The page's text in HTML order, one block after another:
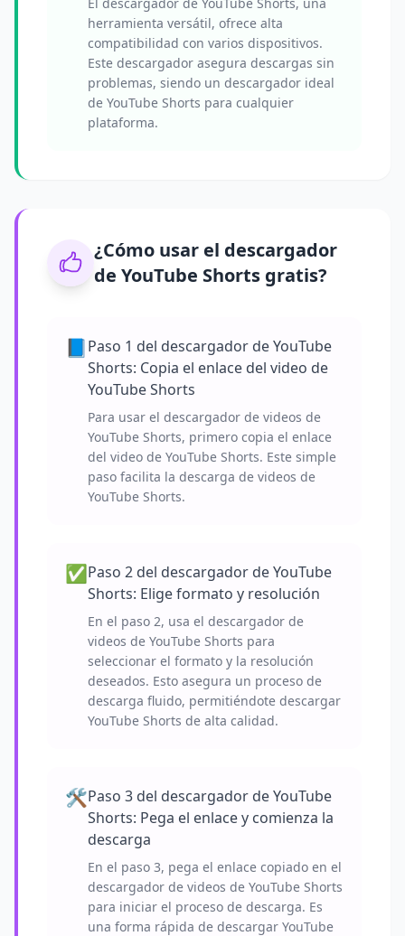
herramienta versátil, ofrece alta
compatibilidad con varios dispositivos.
Este descargador asegura descargas sin
problemas, siendo un descargador ideal
de YouTube Shorts para cualquier
plataforma.
¿Cómo usar el descargador
de YouTube Shorts gratis?
📘Paso 1 del descargador de YouTube
Shorts: Copia el enlace del video de
YouTube Shorts
Para usar el descargador de videos de
YouTube Shorts, primero copia el enlace
del video de YouTube Shorts. Este simple
paso facilita la descarga de videos de
YouTube Shorts.
✅ Paso 2 del descargador de YouTube
Shorts: Elige formato y resolución
En el paso 2, usa el descargador de
videos de YouTube Shorts para
seleccionar el formato y la resolución
deseados. Esto asegura un proceso de
descarga fluido, permitiéndote descargar
YouTube Shorts de alta calidad.
🛠️Paso 3 del descargador de YouTube
Shorts: Pega el enlace y comienza la
descarga
En el paso 3, pega el enlace copiado en el
descargador de videos de YouTube Shorts
para iniciar el proceso de descarga. Es
una forma rápida de descargar YouTube